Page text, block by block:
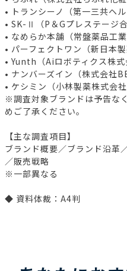
• トランシーノ（第一三共ヘル
• SK-Ⅱ（P＆Gプレステージ合
• なめらか本舗（常盤薬品工業
• パーフェクトワン（新日本製
• Yunth（Aiロボティクス株式
• ナンバーズイン（株式会社
• ケシミン（小林製薬株式会社
※調査対象ブランドは予告な
めご了承ください。
【主な調査項目】
ブランド概要／ブランド沿革
／販売戦略
※一部異なる
◆ 資料体裁：A4判